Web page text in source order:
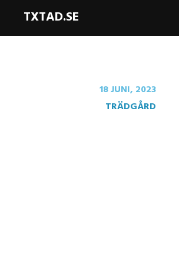
TXTAD.SE
18 JUNI, 2023
TRÄDGÅRD